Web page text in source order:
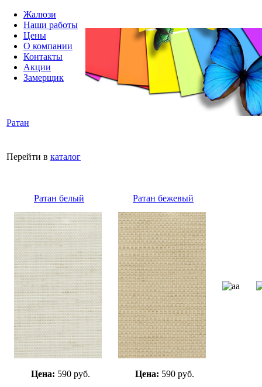
Жалюзи
Наши работы
Цены
О компании
Контакты
Акции
Замерщик
Ратан
Перейти в каталог
Ратан белый Ратан бежевый
Цена: 590 руб. Цена: 590 руб.